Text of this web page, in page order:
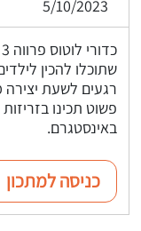
5/10/2023
שתוכלו להכין
רגעים לשעת
פשוט תכינו
באינסטגרם.
כניסה למתכון